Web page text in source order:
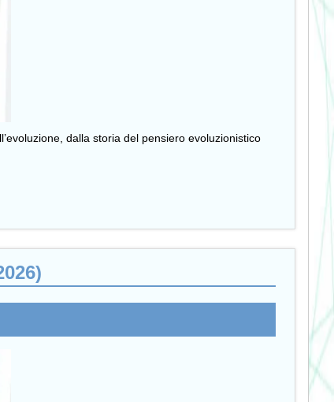
dalla storia del pensiero evoluzionistico